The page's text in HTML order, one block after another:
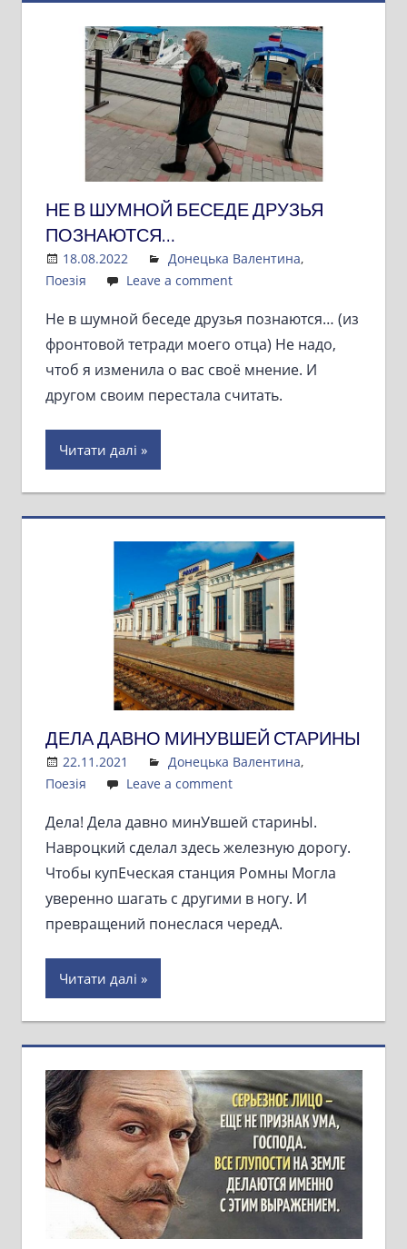
НЕ В ШУМНОЙ БЕСЕДЕ ДРУЗЬЯ
ПОЗНАЮТСЯ…
18.08.2022 Admin
Донецька Валентина,
Поезія
Leave a comment
Не в шумной беседе друзья познаются… (из
фронтовой тетради моего отца) Не надо,
чтоб я изменила о вас своё мнение. И
другом своим перестала считать.
Читати далі
ДЕЛА ДАВНО МИНУВШЕЙ СТАРИНЫ
22.11.2021 Admin
Донецька Валентина,
Поезія
Leave a comment
Дела! Дела давно минУвшей старинЫ.
Навроцкий сделал здесь железную дорогу.
Чтобы купЕческая станция Ромны Могла
уверенно шагать с другими в ногу. И
превращений понеслася чередА.
Читати далі